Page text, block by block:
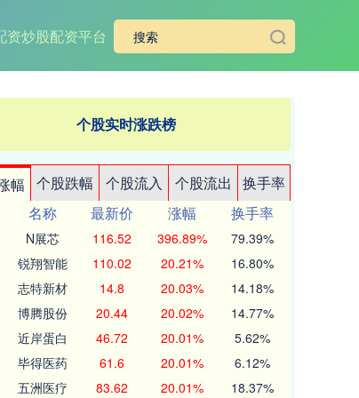
资炒股配资平台
个股实时涨跌榜
幅 个股跌幅 个股流入 个股流出
换手率
名称 最新价 涨幅
换手率
N展芯 116.52 396.89% 79.39%
锐翔智能 110.02 20.21% 16.80%
志特新材 14.8 20.03% 14.18%
博腾股份 20.44 20.02% 14.77%
近岸蛋白 46.72 20.01% 5.62%
毕得医药 61.6 20.01% 6.12%
五洲医疗 83.62 20.01% 18.37%